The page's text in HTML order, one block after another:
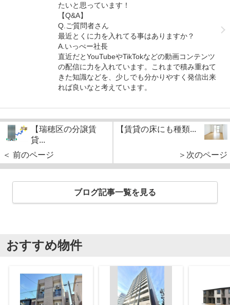
たいと思っています！
【Q&A】
Q.ご質問者さん
最近とくに力を入れてる事はありますか？
A.いっぺー社長
直近だとYouTubeやTikTokなどの動画コンテンツ
の配信に力を入れています。これまで積み重ねて
きた知識などを、少しでも分かりやすく発信出来
れば良いなと考えています。
【瑞穂区の分譲賃
貸...
＜ 前のページ
【賃貸の床にも種類...
＞次のページ
ブログ記事一覧を見る
おすすめ物件